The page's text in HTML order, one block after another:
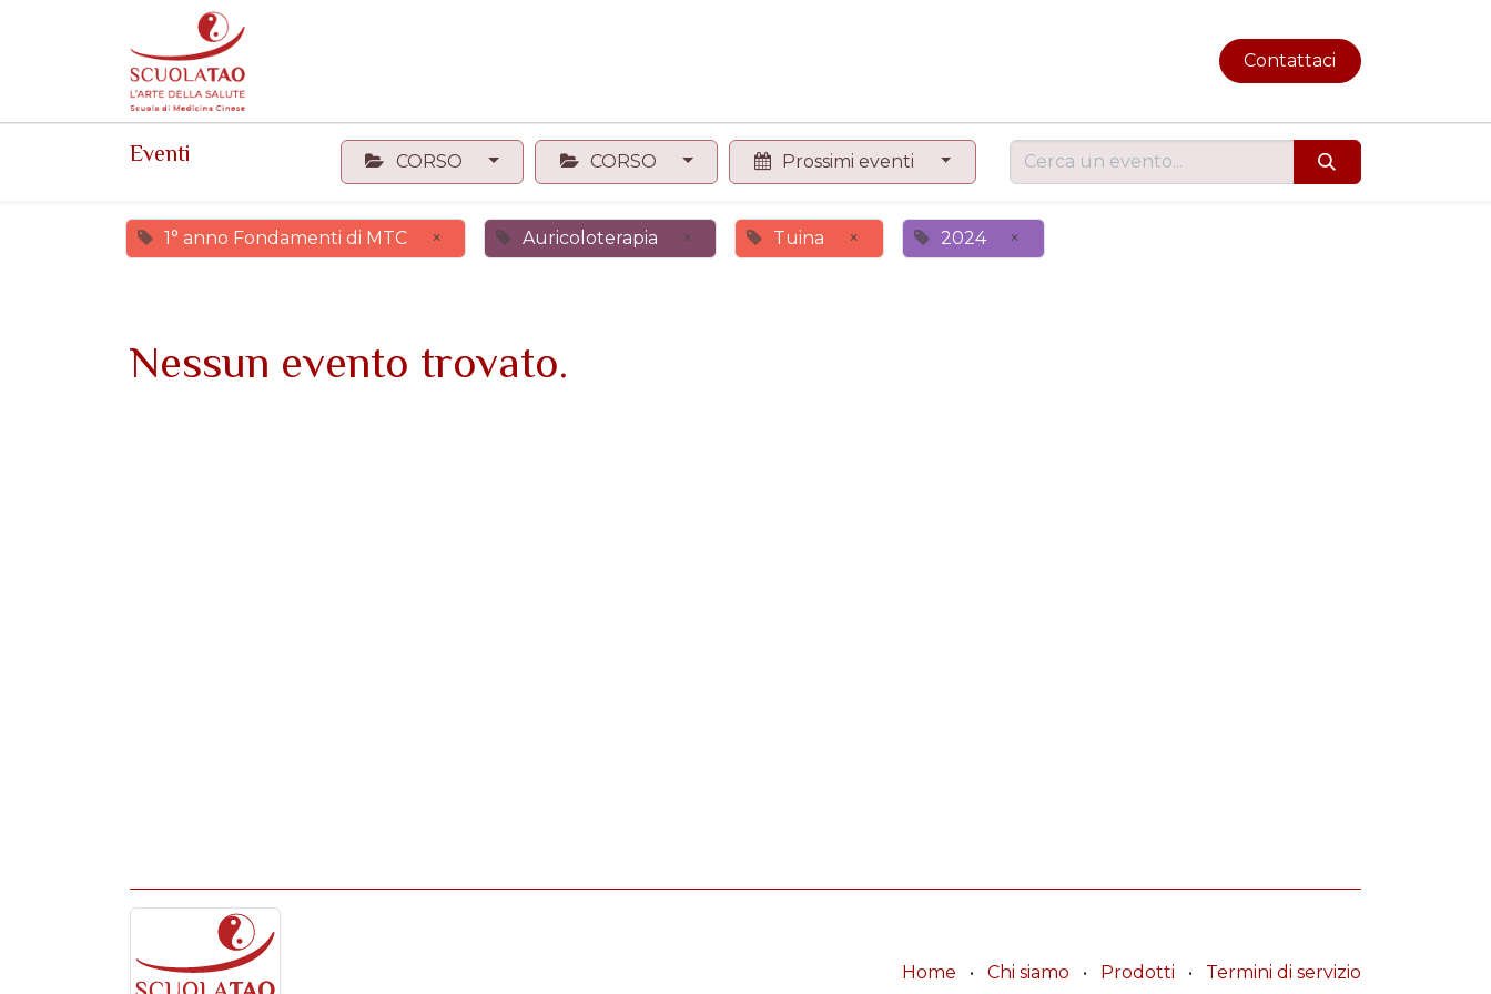
Contattaci
Eventi CORSO CORSO Prossimi eventi
1° anno Fondamenti di MTC × Auricoloterapia × Tuina × 2024 ×
Nessun evento trovato.
Home • Chi siamo • Prodotti • Termini di servizio